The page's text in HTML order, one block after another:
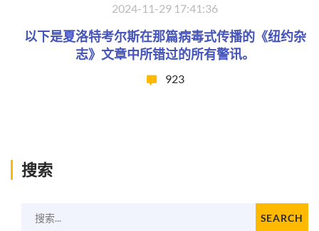
2024-11-29 17:41:36
以下是夏洛特考尔斯在那篇病毒式传播的《纽约杂
志》文章中所错过的所有警讯。
923
搜索
搜索... SEARCH